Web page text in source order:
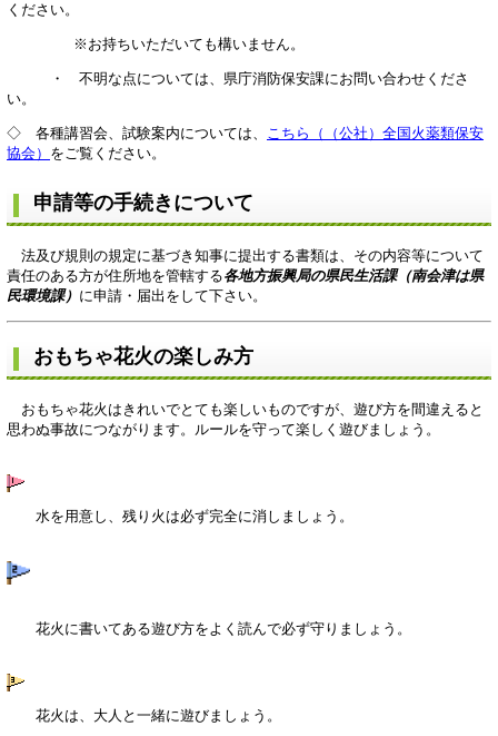
ください。
※お持ちいただいても構いません。
・ 不明な点については、県庁消防保安課にお問い合わせくださ
い。
◇ 各種講習会、試験案内については、 こちら（（公社）全国火薬類保安
協会） をご覧ください。
申請等の手続きについて
法及び規則の規定に基づき知事に提出する書類は、その内容等について
責任のある方が住所地を管轄する各地方振興局の県民生活課（南会津は県
民環境課） に申請・届出をして下さい。
おもちゃ花火の楽しみ方
おもちゃ花火はきれいでとても楽しいものですが、遊び方を間違えると
思わぬ事故につながります。ルールを守って楽しく遊びましょう。
水を用意し、残り火は必ず完全に消しましょう。
花火に書いてある遊び方をよく読んで必ず守りましょう。
花火は、大人と一緒に遊びましょう。